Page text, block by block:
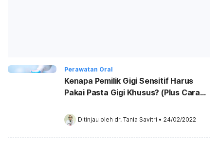
Perawatan Oral
Kenapa Pemilik Gigi Sensitif Harus
Pakai Pasta Gigi Khusus? (Plus Cara
Sensitif)Ditinjau oleh dr. Tania Savitri • 24/02/2022